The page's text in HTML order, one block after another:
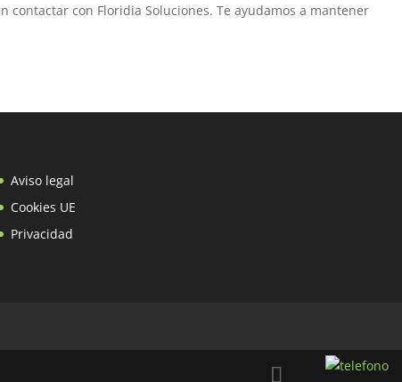
con Floridia Soluciones. Te ayudamos a mantener
Aviso legal
Cookies UE
Privacidad